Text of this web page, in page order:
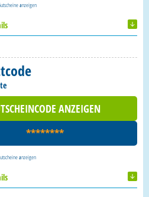
anzeigen
ANZEIGEN
********
anzeigen